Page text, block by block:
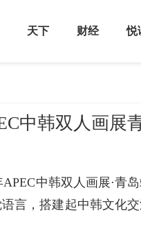
天下 财经 悦
中韩双人画展
中韩双人画展·青
言，搭建起中韩文化